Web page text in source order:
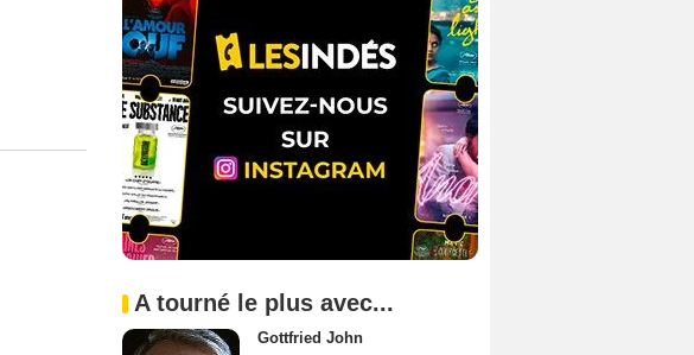
A tourné le plus avec...
Gottfried John